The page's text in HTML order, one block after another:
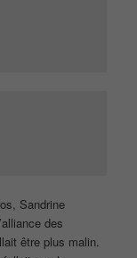
Sandrine
des
être plus malin.